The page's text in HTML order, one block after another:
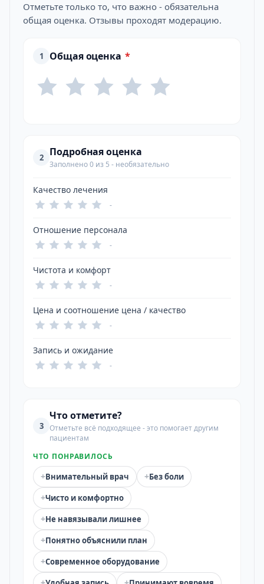
Отметьте только то, что важно - обязательна
общая оценка. Отзывы проходят модерацию.
1 Общая оценка *
2 Подробная оценка
Заполнено 0 из 5 - необязательно
Качество лечения
-
Отношение персонала
-
Чистота и комфорт
-
Цена и соотношение цена / качество
-
Запись и ожидание
-
3
Что отметите?
Отметьте всё подходящее - это помогает другим
пациентам
ЧТО ПОНРАВИЛОСЬ
+Внимательный врач +Без боли
+Чисто и комфортно
+Не навязывали лишнее
+Понятно объяснили план
+Современное оборудование